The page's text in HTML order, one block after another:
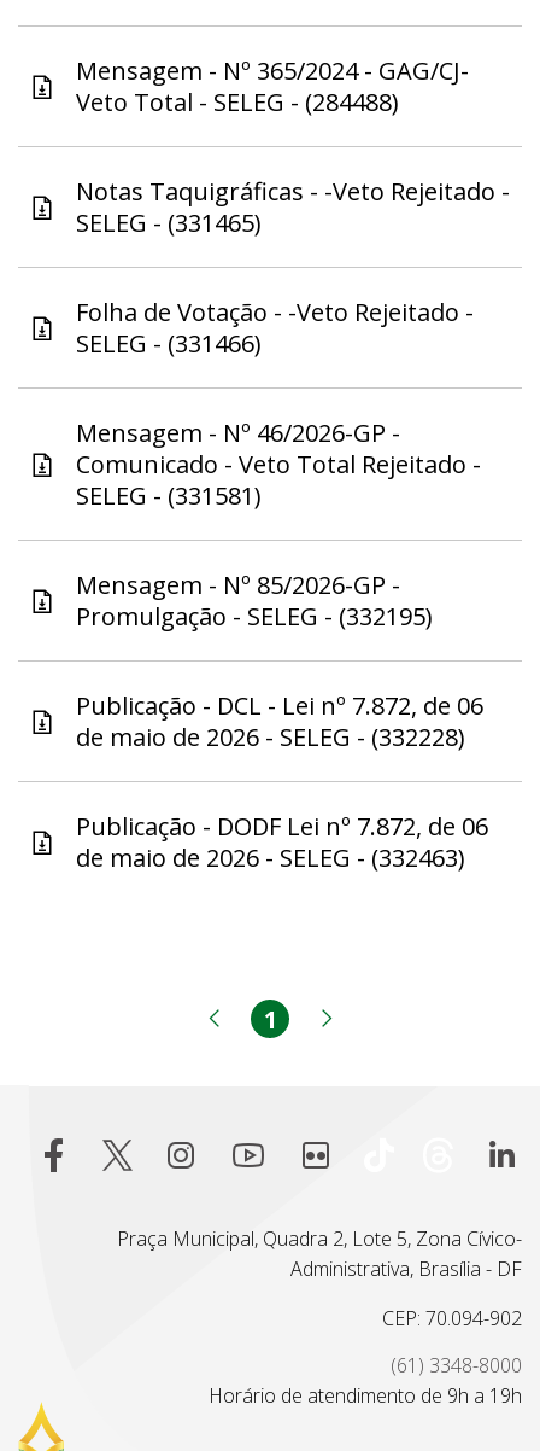
Mensagem - Nº 365/2024 - GAG/CJ-
Veto Total - SELEG - (284488)
Notas Taquigráficas - -Veto Rejeitado -
SELEG - (331465)
Folha de Votação - -Veto Rejeitado -
SELEG - (331466)
Mensagem - Nº 46/2026-GP -
Comunicado - Veto Total Rejeitado -
SELEG - (331581)
Mensagem - Nº 85/2026-GP -
Promulgação - SELEG - (332195)
Publicação - DCL - Lei nº 7.872, de 06
de maio de 2026 - SELEG - (332228)
Publicação - DODF Lei nº 7.872, de 06
de maio de 2026 - SELEG - (332463)
Página anterior
Página
1
Praça Municipal, Quadra 2, Lote 5, Zona Cívico-
Administrativa, Brasília - DF
CEP: 70.094-902
(61) 3348-8000
Horário de atendimento de 9h a 19h